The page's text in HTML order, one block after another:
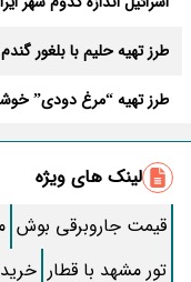
طرز تهیه حلیم با بلغور
طرز تهیه “مرغ دودی”
باور می کنید لواشک این
آخرین قیمت طلا و سکه امروز
دعای فروش خانه آیت الله
لینک های ویژه
قیمت جاروبرقی بوش
تور مشهد با قطار